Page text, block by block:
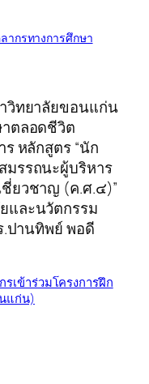
กรทางการศึกษา
วิทยาลัยขอนแก่น
ตลอดชีวิต
หลักสูตร “นัก
รรถนะผู้บริหาร
ยวชาญ (ค.ศ.๔)”
และนวัตกรรม
.ปานทิพย์ พอดี
เข้าร่วมโครงการฝึก
แก่น)